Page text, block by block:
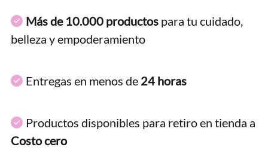
Más de 10.000 productos para tu cuidado,
belleza y empoderamiento
Entregas en menos de 24 horas
Productos disponibles para retiro en tienda a
Costo cero